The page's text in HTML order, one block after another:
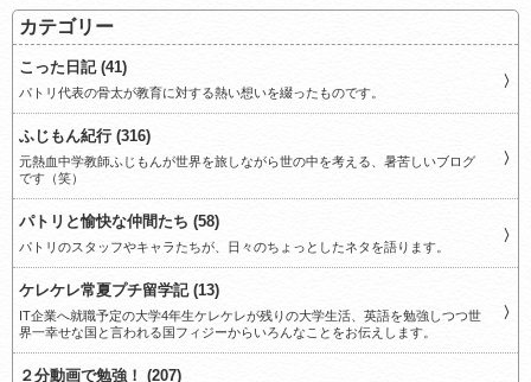
カテゴリー
こった日記 (41)
パトリ代表の骨太が教育に対する熱い想いを綴ったものです。
ふじもん紀行 (316)
元熱血中学教師ふじもんが世界を旅しながら世の中を考える、暑苦しいブログ
です（笑）
パトリと愉快な仲間たち (58)
パトリのスタッフやキャラたちが、日々のちょっとしたネタを語ります。
ケレケレ常夏プチ留学記 (13)
IT企業へ就職予定の大学4年生ケレケレが残りの大学生活、英語を勉強しつつ世
界一幸せな国と言われる国フィジーからいろんなことをお伝えします。
２分動画で勉強！ (207)